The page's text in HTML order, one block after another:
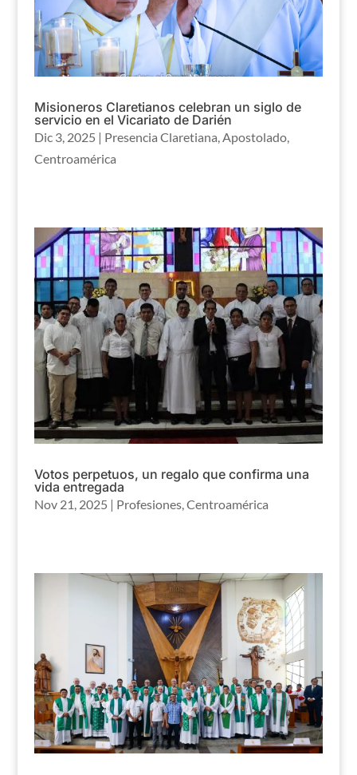
Misioneros Claretianos celebran un siglo de
servicio en el Vicariato de Darién
Dic 3, 2025 | Presencia Claretiana Apostolado,
Centroamérica
Votos perpetuos, un regalo que confirma una
vida entregada
Nov 21, 2025 | Profesiones, Centroamérica